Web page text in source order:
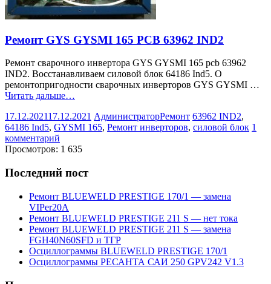
Ремонт GYS GYSMI 165 PCB 63962 IND2
Ремонт сварочного инвертора GYS GYSMI 165 pcb 63962
IND2. Восстанавливаем силовой блок 64186 Ind5. О
ремонтопригодности сварочных инверторов GYS GYSMI …
Читать дальше…
17.12.202117.12.2021 АдминистраторРемонт 63962 IND2,
64186 Ind5, GYSMI 165, Ремонт инверторов, силовой блок 1
комментарий
Просмотров: 1 635
Последний пост
Ремонт BLUEWELD PRESTIGE 170/1 — замена
VIPer20A
Ремонт BLUEWELD PRESTIGE 211 S — нет тока
Ремонт BLUEWELD PRESTIGE 211 S — замена
FGH40N60SFD и ТГР
Осциллограммы BLUEWELD PRESTIGE 170/1
Осциллограммы РЕСАНТА САИ 250 GPV242 V1.3